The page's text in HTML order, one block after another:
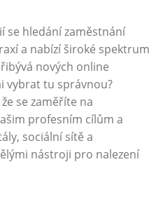
se hledání ‌zaměstnání
a nabízí široké spektrum
nových online
⁤vybrat tu správnou?
se zaměříte‌ na
profesním cílům a
sociální sítě a
nástroji pro nalezení